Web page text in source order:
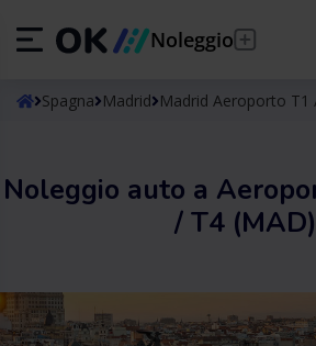
Noleggio
ESEspañol
DEDeutsch
PT Português
Spagna Madrid Madrid Aeroporto T1
Noleggio auto a
/ T4 (MAD)